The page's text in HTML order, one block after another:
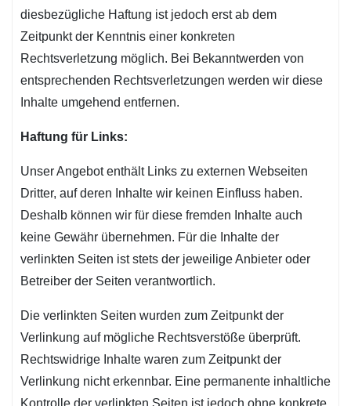
diesbezügliche Haftung ist jedoch erst ab dem
Zeitpunkt der Kenntnis einer konkreten
Rechtsverletzung möglich. Bei Bekanntwerden von
entsprechenden Rechtsverletzungen werden wir diese
Inhalte umgehend entfernen.
Haftung für Links:
Unser Angebot enthält Links zu externen Webseiten
Dritter, auf deren Inhalte wir keinen Einfluss haben.
Deshalb können wir für diese fremden Inhalte auch
keine Gewähr übernehmen. Für die Inhalte der
verlinkten Seiten ist stets der jeweilige Anbieter oder
Betreiber der Seiten verantwortlich.
Die verlinkten Seiten wurden zum Zeitpunkt der
Verlinkung auf mögliche Rechtsverstöße überprüft.
Rechtswidrige Inhalte waren zum Zeitpunkt der
Verlinkung nicht erkennbar. Eine permanente inhaltliche
Kontrolle der verlinkten Seiten ist jedoch ohne konkrete